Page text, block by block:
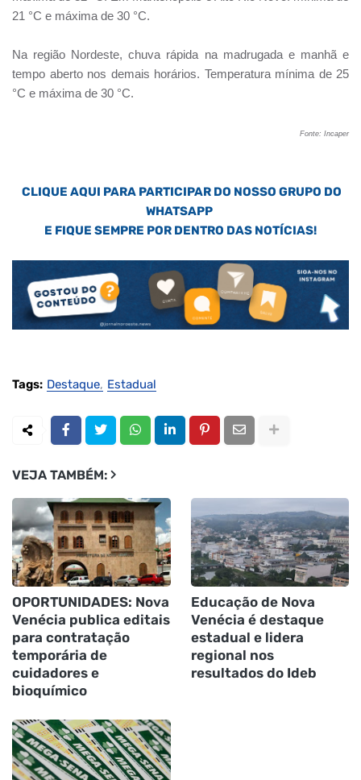
21 °C e máxima de 30 °C.
Na região Nordeste, chuva rápida na madrugada e manhã e
tempo aberto nos demais horários. Temperatura mínima de 25
°C e máxima de 30 °C.
Fonte: Incaper
CLIQUE AQUI PARA PARTICIPAR DO NOSSO GRUPO DO
WHATSAPP
E FIQUE SEMPRE POR DENTRO DAS NOTÍCIAS!
Tags: Destaque Estadual
VEJA TAMBÉM:
OPORTUNIDADES: Nova
Venécia publica editais
para contratação
temporária de
cuidadores e
bioquímico
Educação de Nova
Venécia é destaque
estadual e lidera
regional nos
resultados do Ideb